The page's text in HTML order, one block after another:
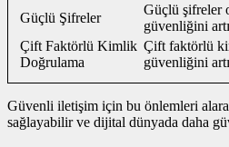
Güçlü Şifreler
Güçlü şifreler
güvenliğini
Çift Faktörlü Kimlik
Doğrulama
Çift faktörlü
güvenliğini
Güvenli iletişim için bu önlemleri
sağlayabilir ve dijital dünyada daha